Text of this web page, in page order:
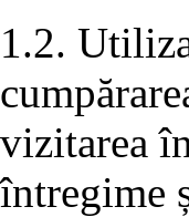
1.2.
vizitarea
întregime